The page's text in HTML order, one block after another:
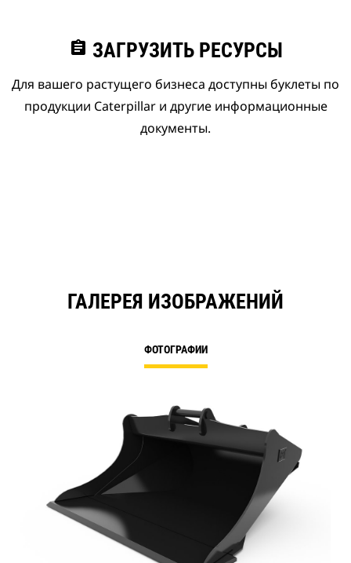
assignment ЗАГРУЗИТЬ РЕСУРСЫ
Для вашего растущего бизнеса доступны буклеты по
продукции Caterpillar и другие информационные
документы.
ГАЛЕРЕЯ ИЗОБРАЖЕНИЙ
ФОТОГРАФИИ